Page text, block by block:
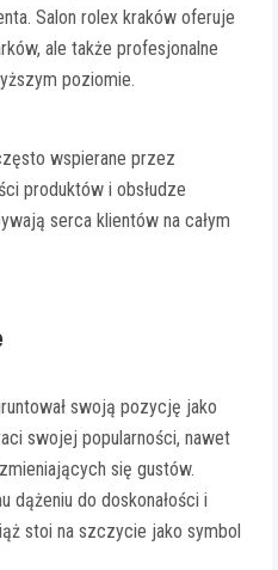
Salon rolex kraków oferuje
ale także profesjonalne
poziomie.
wspierane przez
produktów i obsłudze
serca klientów na całym
swoją pozycję jako
swojej popularności, nawet
się gustów.
dążeniu do doskonałości i
stoi na szczycie jako symbol